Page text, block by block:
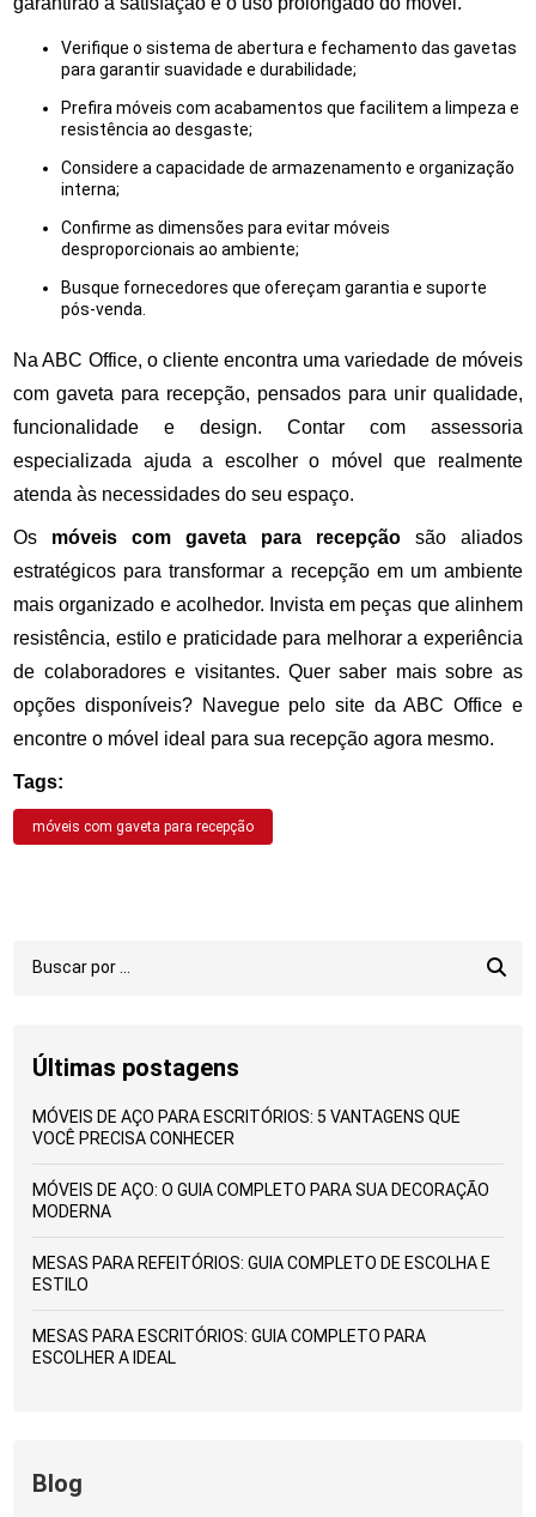
Verifique o sistema de abertura e fechamento das gavetas
para garantir suavidade e durabilidade;
Prefira móveis com acabamentos que facilitem a limpeza e
resistência ao desgaste;
Considere a capacidade de armazenamento e organização
interna;
Confirme as dimensões para evitar móveis
desproporcionais ao ambiente;
Busque fornecedores que ofereçam garantia e suporte
pós-venda.
Na ABC Office, o cliente encontra uma variedade de móveis
com gaveta para recepção, pensados para unir qualidade,
funcionalidade e design. Contar com assessoria
especializada ajuda a escolher o móvel que realmente
atenda às necessidades do seu espaço.
Os móveis com gaveta para recepçãosão aliados
estratégicos para transformar a recepção em um ambiente
mais organizado e acolhedor. Invista em peças que alinhem
resistência, estilo e praticidade para melhorar a experiência
de colaboradores e visitantes. Quer saber mais sobre as
opções disponíveis? Navegue pelo site da ABC Office e
encontre o móvel ideal para sua recepção agora mesmo.
Tags:
móveis com gaveta para recepção
Últimas postagens
MÓVEIS DE AÇO PARA ESCRITÓRIOS: 5 VANTAGENS QUE
VOCÊ PRECISA CONHECER
MÓVEIS DE AÇO: O GUIA COMPLETO PARA SUA DECORAÇÃO
MODERNA
MESAS PARA REFEITÓRIOS: GUIA COMPLETO DE ESCOLHA E
ESTILO
MESAS PARA ESCRITÓRIOS: GUIA COMPLETO PARA
ESCOLHER A IDEAL
Blog